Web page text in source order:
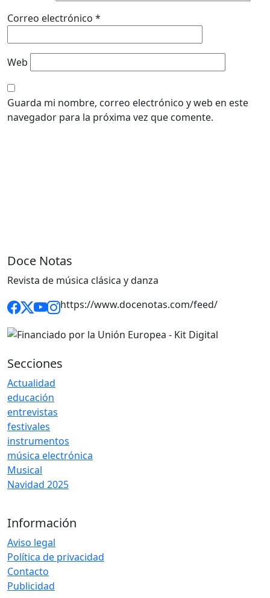
Correo electrónico *
Web
Guarda mi nombre, correo electrónico y web en este
navegador para la próxima vez que comente.
Doce Notas
Revista de música clásica y danza
https://www.docenotas.com/feed/
Secciones
Actualidad
educación
entrevistas
festivales
instrumentos
música electrónica
Musical
Navidad 2025
Información
Aviso legal
Política de privacidad
Contacto
Publicidad